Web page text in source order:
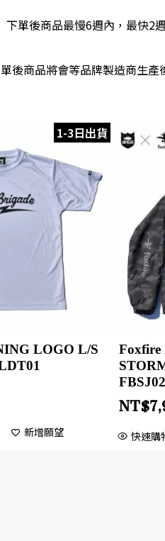
單後商品最慢6週內，最快2
商品將會等品牌製造商生產
1-3日出貨
LOGO L/S
新增願望
Foxfire
FBSJ02
NT$
快速購